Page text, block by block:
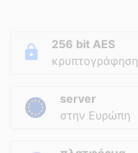
256 bit AES
κρυπτογράφηση
server
στην Ευρώπη